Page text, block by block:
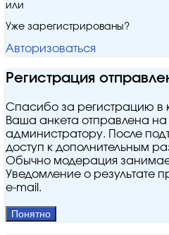
или
Уже зарегистрированы?
Авторизоваться
Регистрация
Спасибо за регистрацию в
Ваша анкета отправлена
администратору. После
доступ к дополнительным
Обычно модерация
Уведомление о результате
e‑mail.
Понятно